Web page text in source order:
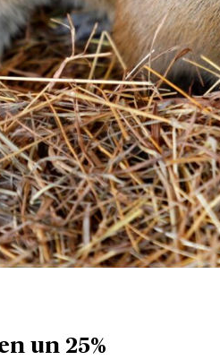
un 25%